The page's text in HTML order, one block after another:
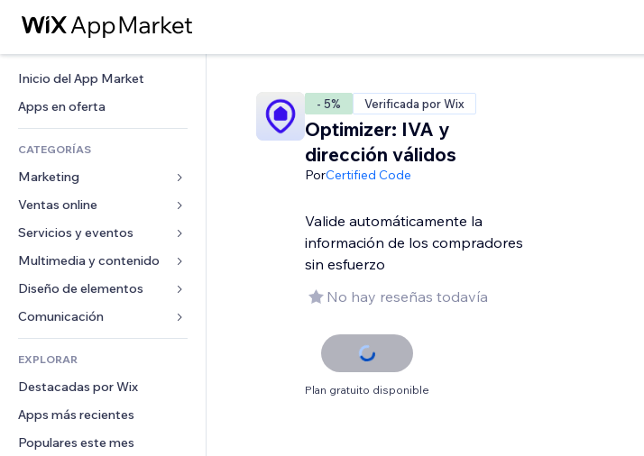
Inicio del App Market
Apps en oferta
CATEGORÍAS
Marketing
Anuncios
Móvil
Analíticas
Anuncios del sitio
Email
Ventas online
Apps para tiendas
Envíos y entregas
Botones de venta
Contabilidad
Cupones y fidelización
Almacenamiento de mercancía
Servicios y eventos
Hoteles
Eventos
Restaurantes
Inmobiliarias
Reservas
Multimedia y contenido
Galerías
Música
Pódcast
Fotografía
Video
PDF
Compartir archivos
Diseño de elementos
Mapas y navegación
Privacidad y seguridad
Reloj
Plantillas para páginas
Efectos de imágenes
Botones y menús
Formularios
Encuestas
Chat
Comentarios
EXPLORAR
Destacadas por Wix
Apps más recientes
Populares este mes
- 5% Verificada por Wix
Optimizer: IVA y
dirección válidos
PorCertified Code
Valide automáticamente la
información de los compradores
sin esfuerzo
No hay reseñas todavía
Plan gratuito disponible